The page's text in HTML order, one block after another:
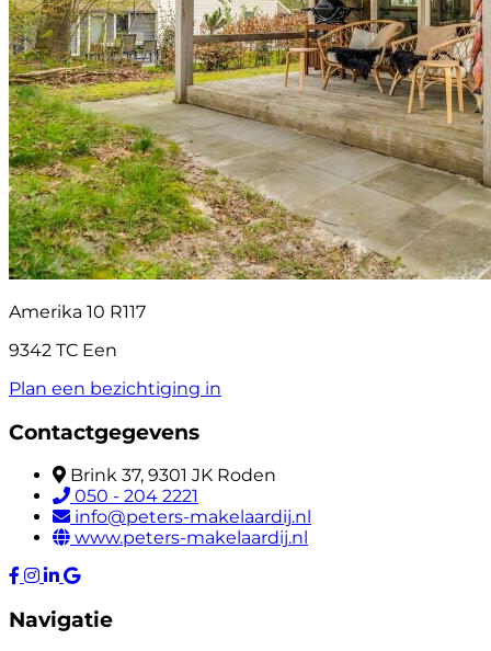
Amerika 10 R117
9342 TC Een
Plan een bezichtiging in
Contactgegevens
Brink 37, 9301 JK Roden
050 - 204 2221
info@peters-makelaardij.nl
www.peters-makelaardij.nl
Navigatie